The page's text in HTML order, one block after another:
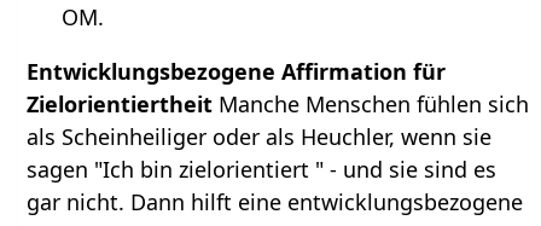
OM.
Entwicklungsbezogene Affirmation für
Zielorientiertheit Manche Menschen fühlen sich
als Scheinheiliger oder als Heuchler, wenn sie
sagen "Ich bin zielorientiert " - und sie sind es
gar nicht. Dann hilft eine entwicklungsbezogene